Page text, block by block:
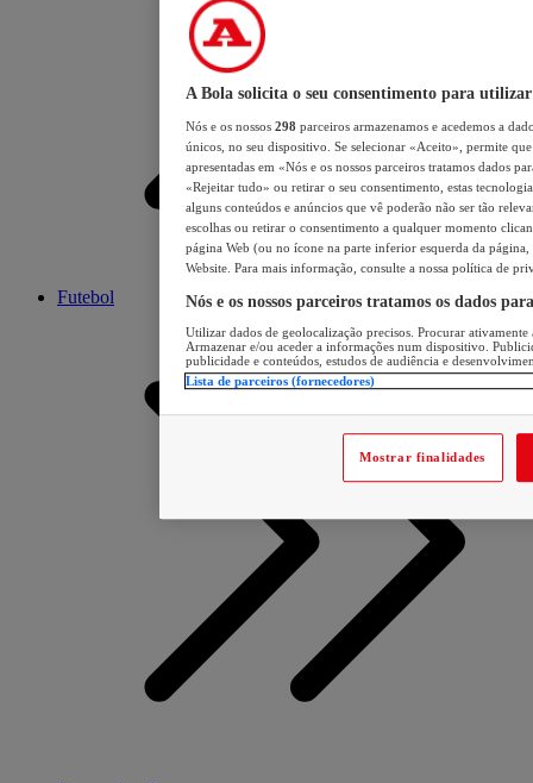
Futebol
A Bola solicita o seu consentimento para utilizar
Nós e os nossos 298 parceiros armazenamos e acedemos a
únicos, no seu dispositivo. Se selecionar «Aceito», permite
apresentadas em «Nós e os nossos parceiros tratamos dados
«Rejeitar tudo» ou retirar o seu consentimento, estas
alguns conteúdos e anúncios que vê poderão não ser tão
escolhas ou retirar o consentimento a qualquer momento
página Web (ou no ícone na parte inferior esquerda da página,
Website. Para mais informação, consulte a nossa política de
Nós e os nossos parceiros tratamos os dados
Utilizar dados de geolocalização precisos. Procurar
Armazenar e/ou aceder a informações num dispositivo.
publicidade e conteúdos, estudos de audiência e
Lista de parceiros (fornecedores)
Mostrar finalidades